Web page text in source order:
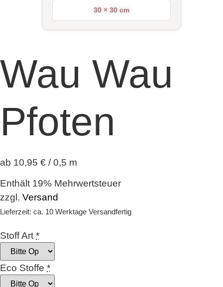
30 × 30 cm
Wau Wau
Pfoten
ab 10,95 € / 0,5 m
Enthält 19% Mehrwertsteuer
zzgl. Versand
Lieferzeit: ca. 10 Werktage Versandfertig
Stoff Art *
Eco Stoffe *